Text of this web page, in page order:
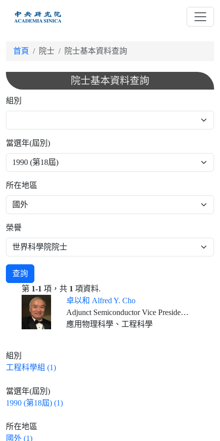
首頁 院士 院士基本資料查詢
院士基本資料查詢
組別
當選年(屆別)
所在地區
榮譽
查詢
第 1-1 項，共 1 項資料.
卓以和 Alfred Y. Cho
Adjunct Semiconductor Vice President, Bell Labs., Alcatel-Lucent, (Nokia) U.S.A.
應用物理科學、工程科學
組別
工程科學組 (1)
當選年(屆別)
1990 (第18屆) (1)
所在地區
國外 (1)